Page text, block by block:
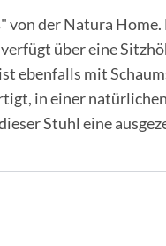
von der Natura
über eine
ebenfalls mit
in einer
Stuhl eine